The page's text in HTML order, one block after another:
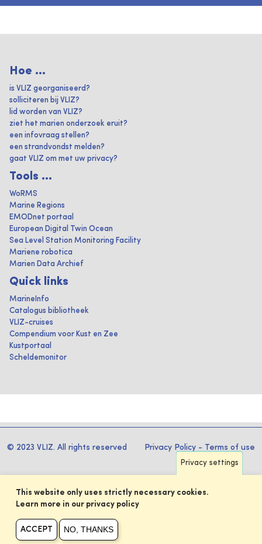
Hoe ...
is VLIZ georganiseerd?
solliciteren bij VLIZ?
lid worden van VLIZ?
ziet het marien onderzoek eruit?
een infovraag stellen?
een strandvondst melden?
gaat VLIZ om met uw privacy?
Tools ...
WoRMS
Marine Regions
EMODnet portaal
European Digital Twin Ocean
Sea Level Station Monitoring Facility
Mariene robotica
Marien Data Archief
Quick links
MarineInfo
Catalogus bibliotheek
VLIZ-cruises
Compendium voor Kust en Zee
Kustportaal
Scheldemonitor
© 2023 VLIZ. All rights reserved Privacy Policy - Terms of use
Privacy settings
This website only uses strictly necessary cookies.
Learn more in our privacy policy
ACCEPT NO, THANKS